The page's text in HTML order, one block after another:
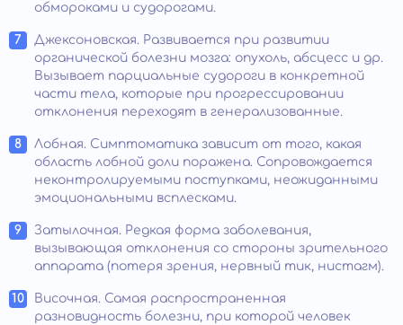
обмороками и судорогами.
Джексоновская. Развивается при развитии
органической болезни мозга: опухоль, абсцесс и др.
Вызывает парциальные судороги в конкретной
части тела, которые при прогрессировании
отклонения переходят в генерализованные.
Лобная. Симптоматика зависит от того, какая
область лобной доли поражена. Сопровождается
неконтролируемыми поступками, неожиданными
эмоциональными всплесками.
Затылочная. Редкая форма заболевания,
вызывающая отклонения со стороны зрительного
аппарата (потеря зрения, нервный тик, нистагм).
Височная. Самая распространенная
разновидность болезни, при которой человек